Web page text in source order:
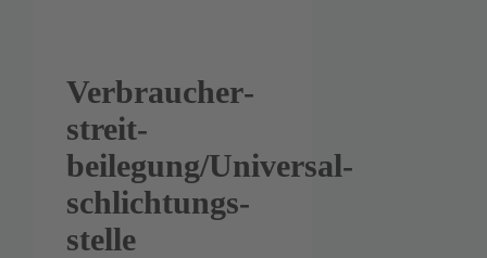
Verbraucher­
streit­
beilegung/Universal­
schlichtungs­
stelle